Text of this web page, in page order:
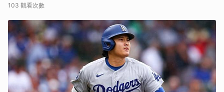
103 觀看次數